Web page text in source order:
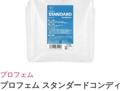
プロフェム
プロフェム スタンダードコンディ